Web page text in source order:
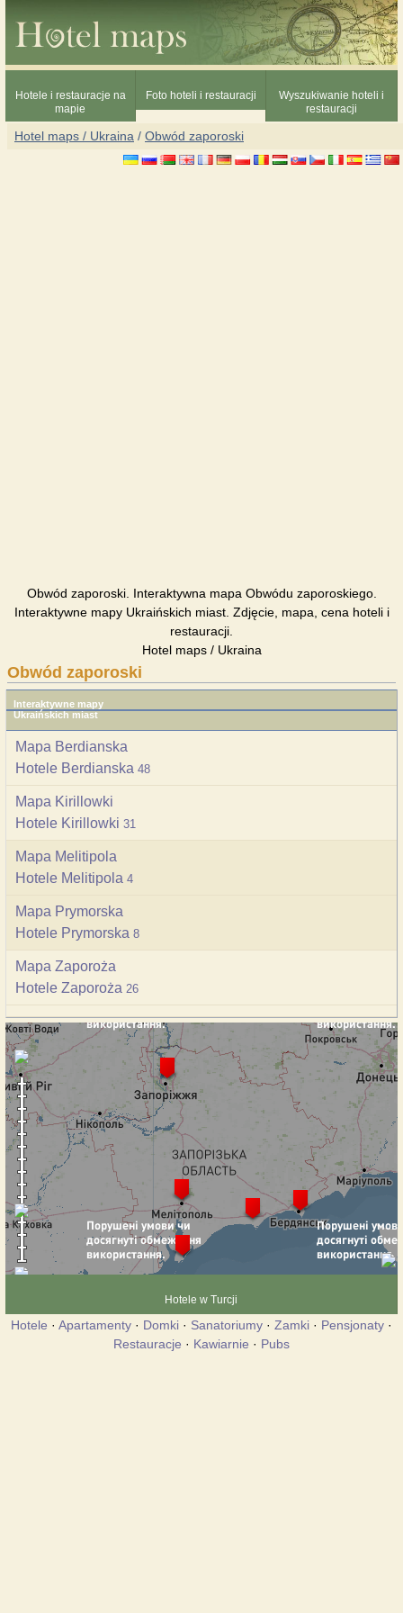
Hotele i restauracje na
mapie
Foto hoteli i restauracji
Wyszukiwanie hoteli i
restauracji
Hotel maps / Ukraina / Obwód zaporoski
Obwód zaporoski. Interaktywna mapa Obwódu zaporoskiego.
Interaktywne mapy Ukraińskich miast. Zdjęcie, mapa, cena hoteli i
restauracji.
Hotel maps / Ukraina
Obwód zaporoski
Interaktywne mapy
Ukraińskich miast
Mapa Berdianska
Hotele Berdianska 48
Mapa Kirillowki
Hotele Kirillowki 31
Mapa Melitipola
Hotele Melitipola 4
Mapa Prymorska
Hotele Prymorska 8
Mapa Zaporoża
Hotele Zaporoża 26
Hotele w Turcji
Hotele · Apartamenty · Domki · Sanatoriumy · Zamki · Pensjonaty ·
Restauracje · Kawiarnie · Pubs